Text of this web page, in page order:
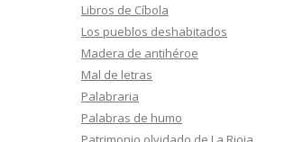
Libros de Cíbola
Los pueblos deshabitados
Madera de antihéroe
Mal de letras
Palabraria
Palabras de humo